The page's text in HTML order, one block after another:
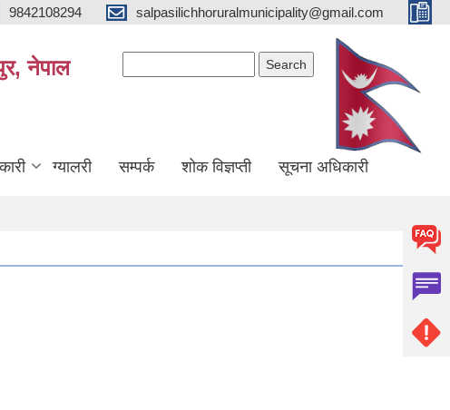
9842108294 salpasilichhoruralmunicipality@gmail.com
नेपाल
ग्यालरी सम्पर्क शोक विज्ञप्ती सूचना अधिकारी